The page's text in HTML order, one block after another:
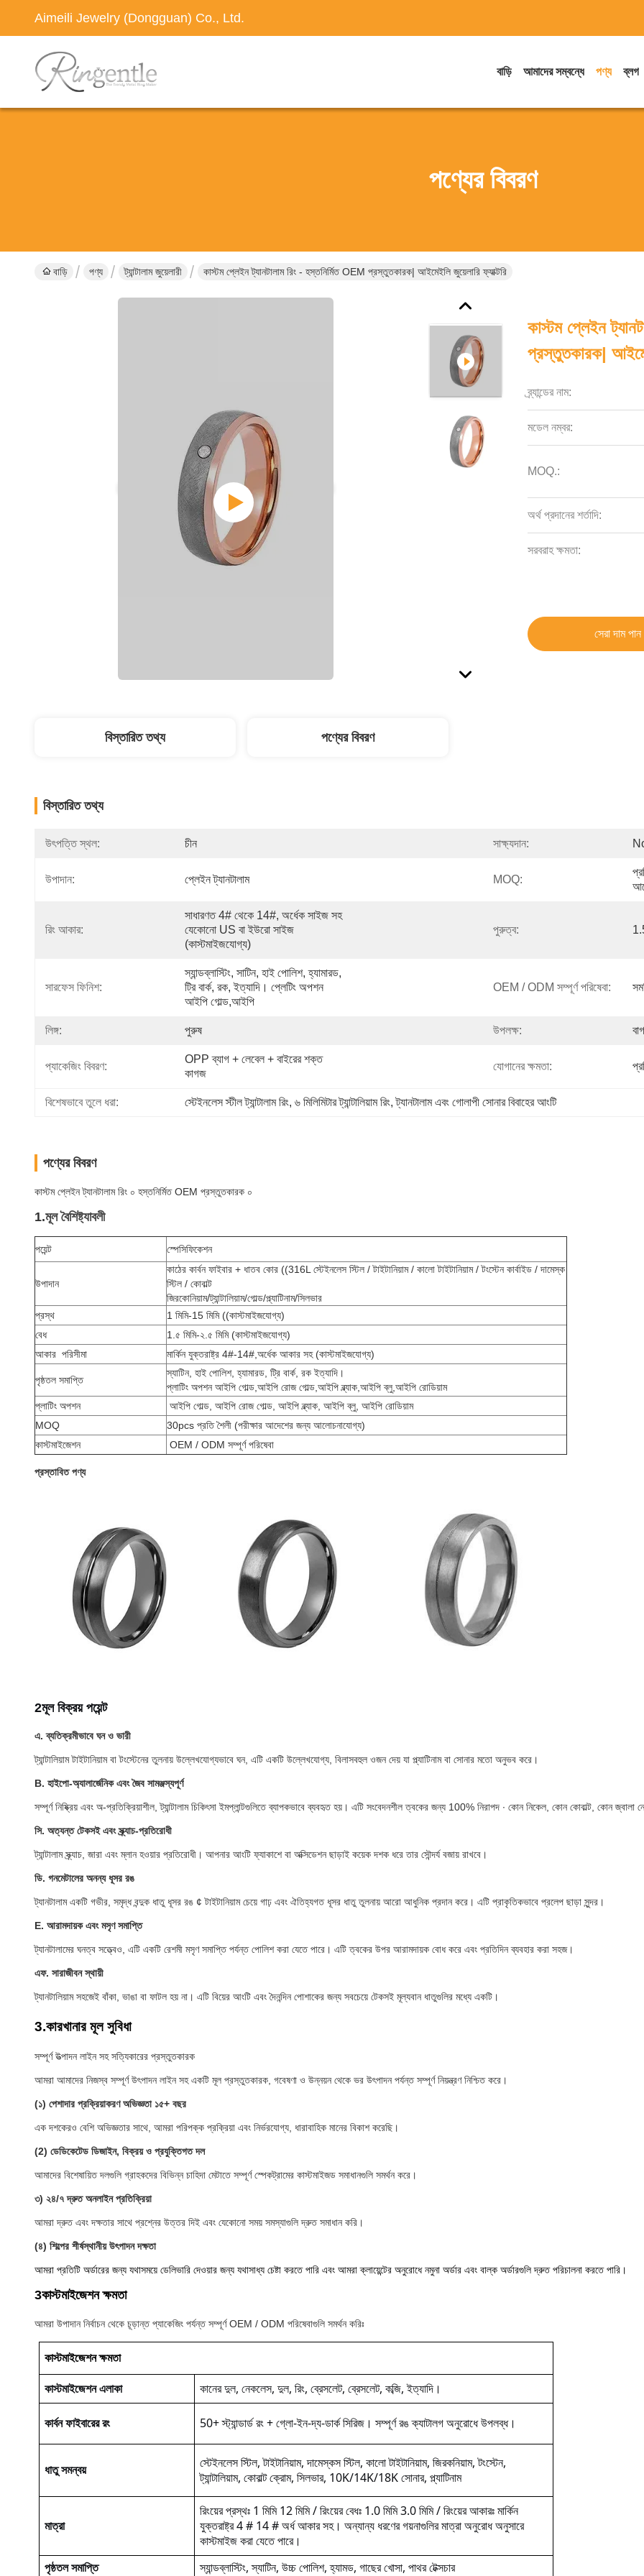
Aimeili Jewelry (Dongguan) Co., Ltd.
বাড়ি আমাদের সম্বন্ধে পণ্য ব্লগ
পণ্যের বিবরণ
বাড়ি পণ্য ট্যান্টালাম জুয়েলারী কাস্টম প্লেইন ট্যানটালাম রিং - হস্তনির্মিত OEM প্রস্তুতকারক| আইমেইলি জুয়েলারি ফ্যাক্টরি
কাস্টম প্লেইন
প্রস্তুতকারক|
ব্র্যান্ডের নাম:
মডেল নম্বর:
MOQ.:
অর্থ প্রদানের শর্তাদি:
সরবরাহ ক্ষমতা:
সেরা দাম পান
বিস্তারিত তথ্য পণ্যের বিবরণ
বিস্তারিত তথ্য
উৎপত্তি স্থল: চীন সাক্ষ্যদান:
উপাদান: প্লেইন ট্যানটালাম MOQ:
রিং আকার:
সাধারণত 4# থেকে 14#, অর্ধেক সাইজ সহ
যেকোনো US বা ইউরো সাইজ
(কাস্টমাইজযোগ্য)
পুরুত্ব:
সারফেস ফিনিশ:
স্যান্ডব্লাস্টিং, সাটিন, হাই পোলিশ, হ্যামারড,
ট্রি বার্ক, রক, ইত্যাদি। প্লেটিং অপশন
আইপি গোল্ড,আইপি
OEM / ODM সম্পূর্ণ পরিষেবা:
লিঙ্গ: পুরুষ উপলক্ষ:
প্যাকেজিং বিবরণ:
OPP ব্যাগ + লেবেল + বাইরের শক্ত
কাগজ
যোগানের ক্ষমতা:
বিশেষভাবে তুলে ধরা: স্টেইনলেস স্টীল ট্যান্টালাম রিং, ৬ মিলিমিটার ট্যান্টালিয়াম রিং, ট্যানটালাম এবং গোলাপী সোনার বিবাহের আংটি
পণ্যের বিবরণ
কাস্টম প্লেইন ট্যানটালাম রিং ০ হস্তনির্মিত OEM প্রস্তুতকারক ০
1.মূল বৈশিষ্ট্যাবলী
পয়েন্ট স্পেসিফিকেশন
উপাদান
কাঠের কার্বন ফাইবার + ধাতব কোর ((316L স্টেইনলেস স্টিল / টাইটানিয়াম / কালো টাইটানিয়াম / টংস্টেন কার্বাইড / দামেস্ক
স্টিল / কোবাল্ট
জিরকোনিয়াম/ট্যান্টালিয়াম/গোল্ড/প্ল্যাটিনাম/সিলভার
প্রস্থ
1 মিমি-15 মিমি ((কাস্টমাইজযোগ্য)
বেধ
1.৫ মিমি-২.৫ মিমি (কাস্টমাইজযোগ্য)
আকার পরিসীমা মার্কিন যুক্তরাষ্ট্র 4#-14#,অর্ধেক আকার সহ (কাস্টমাইজযোগ্য)
পৃষ্ঠতল সমাপ্তি
স্যাটিন, হাই পোলিশ, হ্যামারড, ট্রি বার্ক, রক ইত্যাদি।
প্লাটিং অপশন আইপি গোল্ড,আইপি রোজ গোল্ড,আইপি ব্ল্যাক,আইপি ব্লু,আইপি রোডিয়াম
প্লাটিং অপশন
আইপি গোল্ড, আইপি রোজ গোল্ড, আইপি ব্ল্যাক, আইপি ব্লু, আইপি রোডিয়াম
MOQ
30pcs প্রতি শৈলী (পরীক্ষার আদেশের জন্য আলোচনাযোগ্য)
কাস্টমাইজেশন
OEM / ODM সম্পূর্ণ পরিষেবা
প্রস্তাবিত পণ্য
2মূল বিক্রয় পয়েন্ট
এ. ব্যতিক্রমীভাবে ঘন ও ভারী
ট্যান্টালিয়াম টাইটানিয়াম বা টংস্টেনের তুলনায় উল্লেখযোগ্যভাবে ঘন, এটি একটি উল্লেখযোগ্য, বিলাসবহুল ওজন দেয় যা প্ল্যাটিনাম বা সোনার মতো অনুভব করে।
B. হাইপো-অ্যালার্জেনিক এবং জৈব সামঞ্জস্যপূর্ণ
সম্পূর্ণ নিষ্ক্রিয় এবং অ-প্রতিক্রিয়াশীল, ট্যান্টালাম চিকিৎসা ইমপ্লান্টগুলিতে ব্যাপকভাবে ব্যবহৃত হয়। এটি সংবেদনশীল ত্বকের জন্য 100% নিরাপদ ∙ কোন নিকেল, কোন কোবাল্ট, কোন জ্বালা
সি. অত্যন্ত টেকসই এবং স্ক্র্যাচ-প্রতিরোধী
ট্যান্টালাম স্ক্র্যাচ, জারা এবং ম্লান হওয়ার প্রতিরোধী। আপনার আংটি ফ্যাকাশে বা অক্সিডেশন ছাড়াই কয়েক দশক ধরে তার সৌন্দর্য বজায় রাখবে।
ডি. গনমেটালের অনন্য ধূসর রঙ
ট্যানটালাম একটি গভীর, সমৃদ্ধ বন্দুক ধাতু ধূসর রঙ ¢ টাইটানিয়াম চেয়ে গাঢ় এবং ঐতিহ্যগত ধূসর ধাতু তুলনায় আরো আধুনিক প্রদান করে। এটি প্রাকৃতিকভাবে প্রলেপ ছাড়া সুন্দর।
E. আরামদায়ক এবং মসৃণ সমাপ্তি
ট্যানটালামের ঘনত্ব সত্ত্বেও, এটি একটি রেশমী মসৃণ সমাপ্তি পর্যন্ত পোলিশ করা যেতে পারে। এটি ত্বকের উপর আরামদায়ক বোধ করে এবং প্রতিদিন ব্যবহার করা সহজ।
এফ. সারাজীবন স্থায়ী
ট্যানটালিয়াম সহজেই বাঁকা, ভাঙা বা ফাটল হয় না। এটি বিয়ের আংটি এবং দৈনন্দিন পোশাকের জন্য সবচেয়ে টেকসই মূল্যবান ধাতুগুলির মধ্যে একটি।
3.কারখানার মূল সুবিধা
সম্পূর্ণ উত্পাদন লাইন সহ সত্যিকারের প্রস্তুতকারক
আমরা আমাদের নিজস্ব সম্পূর্ণ উৎপাদন লাইন সহ একটি মূল প্রস্তুতকারক, গবেষণা ও উন্নয়ন থেকে ভর উৎপাদন পর্যন্ত সম্পূর্ণ নিয়ন্ত্রণ নিশ্চিত করে।
(১) পেশাদার প্রক্রিয়াকরণ অভিজ্ঞতা ১৫+ বছর
এক দশকেরও বেশি অভিজ্ঞতার সাথে, আমরা পরিপক্ক প্রক্রিয়া এবং নির্ভরযোগ্য, ধারাবাহিক মানের বিকাশ করেছি।
(2) ডেডিকেটেড ডিজাইন, বিক্রয় ও প্রযুক্তিগত দল
আমাদের বিশেষায়িত দলগুলি গ্রাহকদের বিভিন্ন চাহিদা মেটাতে সম্পূর্ণ স্পেকট্রামের কাস্টমাইজড সমাধানগুলি সমর্থন করে।
৩) ২৪/৭ দ্রুত অনলাইন প্রতিক্রিয়া
আমরা দ্রুত এবং দক্ষতার সাথে প্রশ্নের উত্তর দিই এবং যেকোনো সময় সমস্যাগুলি দ্রুত সমাধান করি।
(৪) শিল্পের শীর্ষস্থানীয় উৎপাদন দক্ষতা
আমরা প্রতিটি অর্ডারের জন্য যথাসময়ে ডেলিভারি দেওয়ার জন্য যথাসাধ্য চেষ্টা করতে পারি এবং আমরা ক্লায়েন্টের অনুরোধে নমুনা অর্ডার এবং বাল্ক অর্ডারগুলি দ্রুত পরিচালনা করতে পারি।
3কাস্টমাইজেশন ক্ষমতা
আমরা উপাদান নির্বাচন থেকে চূড়ান্ত প্যাকেজিং পর্যন্ত সম্পূর্ণ OEM / ODM পরিষেবাগুলি সমর্থন করিঃ
কাস্টমাইজেশন ক্ষমতা
কাস্টমাইজেশন এলাকা
কানের দুল, নেকলেস, দুল, রিং, ব্রেসলেট, ব্রেসলেট, কব্জি, ইত্যাদি।
কার্বন ফাইবারের রং 50+ স্ট্যান্ডার্ড রং + গ্লো-ইন-দ্য-ডার্ক সিরিজ। সম্পূর্ণ রঙ ক্যাটালগ অনুরোধে উপলব্ধ।
ধাতু সমন্বয়
স্টেইনলেস স্টিল, টাইটানিয়াম, দামেস্কস স্টিল, কালো টাইটানিয়াম, জিরকনিয়াম, টংস্টেন,
ট্যান্টালিয়াম, কোবাল্ট ক্রোম, সিলভার, 10K/14K/18K সোনার, প্ল্যাটিনাম
মাত্রা
রিংয়ের প্রস্থঃ 1 মিমি 12 মিমি / রিংয়ের বেধঃ 1.0 মিমি 3.0 মিমি / রিংয়ের আকারঃ মার্কিন
যুক্তরাষ্ট্র 4 # 14 # অর্ধ আকার সহ। অন্যান্য ধরণের গয়নাগুলির মাত্রা অনুরোধ অনুসারে
কাস্টমাইজ করা যেতে পারে।
পৃষ্ঠতল সমাপ্তি
স্যান্ডব্লাস্টিং, স্যাটিন, উচ্চ পোলিশ, হ্যামড, গাছের খোসা, পাথর টেক্সচার